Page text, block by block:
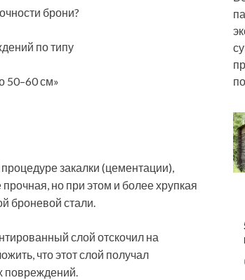
брони?
по типу
50–60 см»
закалки (цементации),
но при этом и более хрупкая
броневой стали.
слой отскочил на
что этот слой получал
повреждений.